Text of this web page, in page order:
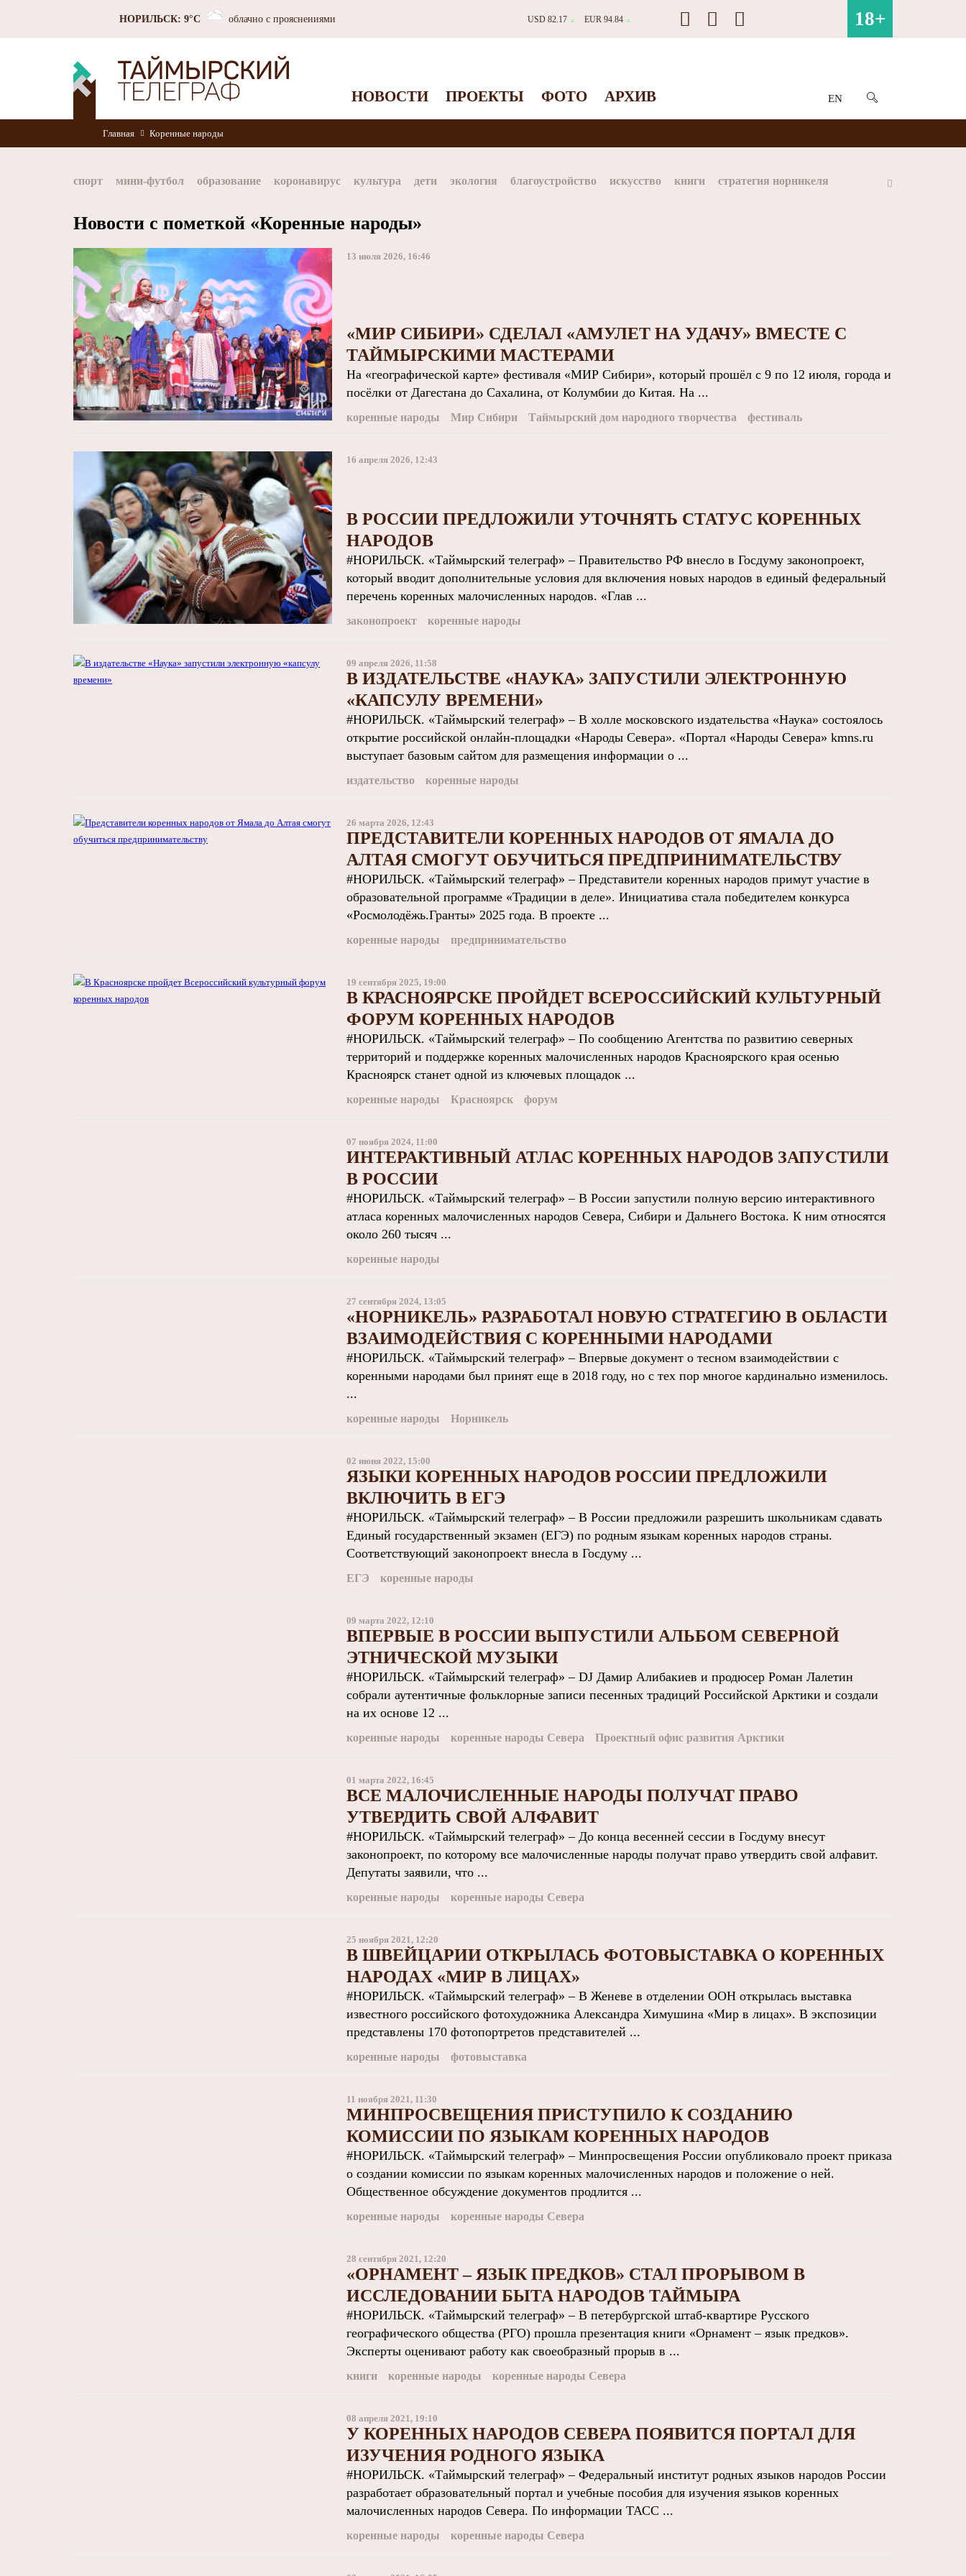
НОРИЛЬСК: 9°C облачно с прояснениями USD 82.17 ▲ EUR 94.84 ▲ 18+
НОВОСТИ ПРОЕКТЫ ФОТО АРХИВ EN
Главная Коренные народы
спорт мини-футбол образование коронавирус культура дети экология благоустройство искусство книги стратегия норникеля
Новости с пометкой «Коренные народы»
13 июля 2026, 16:46
«МИР СИБИРИ» СДЕЛАЛ «АМУЛЕТ НА УДАЧУ» ВМЕСТЕ С
ТАЙМЫРСКИМИ МАСТЕРАМИ
На «географической карте» фестиваля «МИР Сибири», который прошёл с 9 по 12 июля, города и
посёлки от Дагестана до Сахалина, от Колумбии до Китая. На ...
коренные народы Мир Сибири Таймырский дом народного творчества фестиваль
16 апреля 2026, 12:43
В РОССИИ ПРЕДЛОЖИЛИ УТОЧНЯТЬ СТАТУС КОРЕННЫХ
НАРОДОВ
#НОРИЛЬСК. «Таймырский телеграф» – Правительство РФ внесло в Госдуму законопроект,
который вводит дополнительные условия для включения новых народов в единый федеральный
перечень коренных малочисленных народов. «Глав ...
законопроект коренные народы
09 апреля 2026, 11:58
В ИЗДАТЕЛЬСТВЕ «НАУКА» ЗАПУСТИЛИ ЭЛЕКТРОННУЮ
«КАПСУЛУ ВРЕМЕНИ»
#НОРИЛЬСК. «Таймырский телеграф» – В холле московского издательства «Наука» состоялось
открытие российской онлайн-площадки «Народы Севера». «Портал «Народы Севера» kmns.ru
выступает базовым сайтом для размещения информации о ...
издательство коренные народы
26 марта 2026, 12:43
ПРЕДСТАВИТЕЛИ КОРЕННЫХ НАРОДОВ ОТ ЯМАЛА ДО
АЛТАЯ СМОГУТ ОБУЧИТЬСЯ ПРЕДПРИНИМАТЕЛЬСТВУ
#НОРИЛЬСК. «Таймырский телеграф» – Представители коренных народов примут участие в
образовательной программе «Традиции в деле». Инициатива стала победителем конкурса
«Росмолодёжь.Гранты» 2025 года. В проекте ...
коренные народы предпринимательство
19 сентября 2025, 19:00
В КРАСНОЯРСКЕ ПРОЙДЕТ ВСЕРОССИЙСКИЙ КУЛЬТУРНЫЙ
ФОРУМ КОРЕННЫХ НАРОДОВ
#НОРИЛЬСК. «Таймырский телеграф» – По сообщению Агентства по развитию северных
территорий и поддержке коренных малочисленных народов Красноярского края осенью
Красноярск станет одной из ключевых площадок ...
коренные народы Красноярск форум
07 ноября 2024, 11:00
ИНТЕРАКТИВНЫЙ АТЛАС КОРЕННЫХ НАРОДОВ ЗАПУСТИЛИ
В РОССИИ
#НОРИЛЬСК. «Таймырский телеграф» – В России запустили полную версию интерактивного
атласа коренных малочисленных народов Севера, Сибири и Дальнего Востока. К ним относятся
около 260 тысяч ...
коренные народы
27 сентября 2024, 13:05
«НОРНИКЕЛЬ» РАЗРАБОТАЛ НОВУЮ СТРАТЕГИЮ В ОБЛАСТИ
ВЗАИМОДЕЙСТВИЯ С КОРЕННЫМИ НАРОДАМИ
#НОРИЛЬСК. «Таймырский телеграф» – Впервые документ о тесном взаимодействии с
коренными народами был принят еще в 2018 году, но с тех пор многое кардинально изменилось.
...
коренные народы Норникель
02 июня 2022, 15:00
ЯЗЫКИ КОРЕННЫХ НАРОДОВ РОССИИ ПРЕДЛОЖИЛИ
ВКЛЮЧИТЬ В ЕГЭ
#НОРИЛЬСК. «Таймырский телеграф» – В России предложили разрешить школьникам сдавать
Единый государственный экзамен (ЕГЭ) по родным языкам коренных народов страны.
Соответствующий законопроект внесла в Госдуму ...
ЕГЭ коренные народы
09 марта 2022, 12:10
ВПЕРВЫЕ В РОССИИ ВЫПУСТИЛИ АЛЬБОМ СЕВЕРНОЙ
ЭТНИЧЕСКОЙ МУЗЫКИ
#НОРИЛЬСК. «Таймырский телеграф» – DJ Дамир Алибакиев и продюсер Роман Лалетин
собрали аутентичные фольклорные записи песенных традиций Российской Арктики и создали
на их основе 12 ...
коренные народы коренные народы Севера Проектный офис развития Арктики
01 марта 2022, 16:45
ВСЕ МАЛОЧИСЛЕННЫЕ НАРОДЫ ПОЛУЧАТ ПРАВО
УТВЕРДИТЬ СВОЙ АЛФАВИТ
#НОРИЛЬСК. «Таймырский телеграф» – До конца весенней сессии в Госдуму внесут
законопроект, по которому все малочисленные народы получат право утвердить свой алфавит.
Депутаты заявили, что ...
коренные народы коренные народы Севера
25 ноября 2021, 12:20
В ШВЕЙЦАРИИ ОТКРЫЛАСЬ ФОТОВЫСТАВКА О КОРЕННЫХ
НАРОДАХ «МИР В ЛИЦАХ»
#НОРИЛЬСК. «Таймырский телеграф» – В Женеве в отделении ООН открылась выставка
известного российского фотохудожника Александра Химушина «Мир в лицах». В экспозиции
представлены 170 фотопортретов представителей ...
коренные народы фотовыставка
11 ноября 2021, 11:30
МИНПРОСВЕЩЕНИЯ ПРИСТУПИЛО К СОЗДАНИЮ
КОМИССИИ ПО ЯЗЫКАМ КОРЕННЫХ НАРОДОВ
#НОРИЛЬСК. «Таймырский телеграф» – Минпросвещения России опубликовало проект приказа
о создании комиссии по языкам коренных малочисленных народов и положение о ней.
Общественное обсуждение документов продлится ...
коренные народы коренные народы Севера
28 сентября 2021, 12:20
«ОРНАМЕНТ – ЯЗЫК ПРЕДКОВ» СТАЛ ПРОРЫВОМ В
ИССЛЕДОВАНИИ БЫТА НАРОДОВ ТАЙМЫРА
#НОРИЛЬСК. «Таймырский телеграф» – В петербургской штаб-квартире Русского
географического общества (РГО) прошла презентация книги «Орнамент – язык предков».
Эксперты оценивают работу как своеобразный прорыв в ...
книги коренные народы коренные народы Севера
08 апреля 2021, 19:10
У КОРЕННЫХ НАРОДОВ СЕВЕРА ПОЯВИТСЯ ПОРТАЛ ДЛЯ
ИЗУЧЕНИЯ РОДНОГО ЯЗЫКА
#НОРИЛЬСК. «Таймырский телеграф» – Федеральный институт родных языков народов России
разработает образовательный портал и учебные пособия для изучения языков коренных
малочисленных народов Севера. По информации ТАСС ...
коренные народы коренные народы Севера